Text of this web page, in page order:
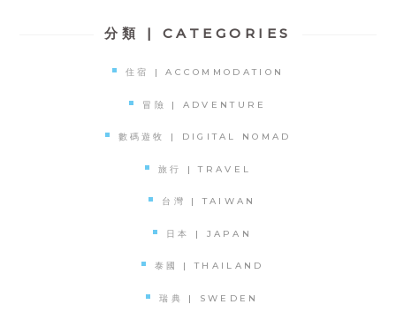
分類 | CATEGORIES
住宿 | ACCOMMODATION
冒險 | ADVENTURE
數碼遊牧 | DIGITAL NOMAD
旅行 | TRAVEL
台灣 | TAIWAN
日本 | JAPAN
泰國 | THAILAND
瑞典 | SWEDEN